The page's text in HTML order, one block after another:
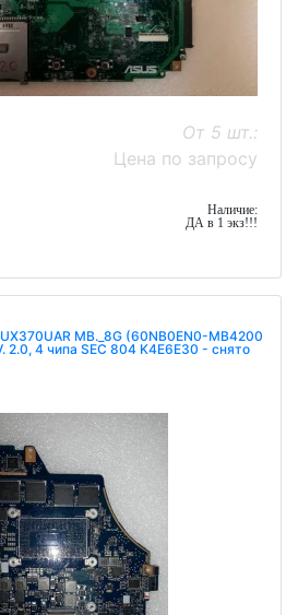
От 5 шт.:
Цена по запросу
Наличие:
ДА в 1 экз!!!
MB._8G (60NB0EN0-MB4200
2.0, 4 чипа SEC 804 K4E6E30 - снято